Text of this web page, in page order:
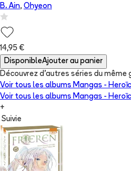
B. Ain, Ohyeon
14,95 €
DisponibleAjouter au panier
Découvrez d'autres séries du même
Voir tous les albums Mangas -
Voir tous les albums Mangas -
+
Suivie